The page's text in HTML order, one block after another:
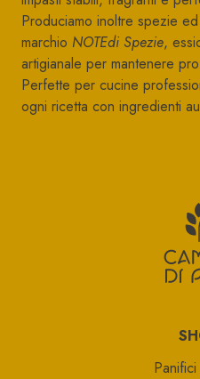
Produciamo inoltre spezie
marchio NOTEdi Spezie,
artigianale per mantenere
Perfette per cucine
ogni ricetta con ingredienti